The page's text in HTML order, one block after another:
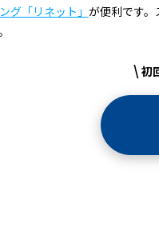
グ「リネット」 が便利です
\ 初